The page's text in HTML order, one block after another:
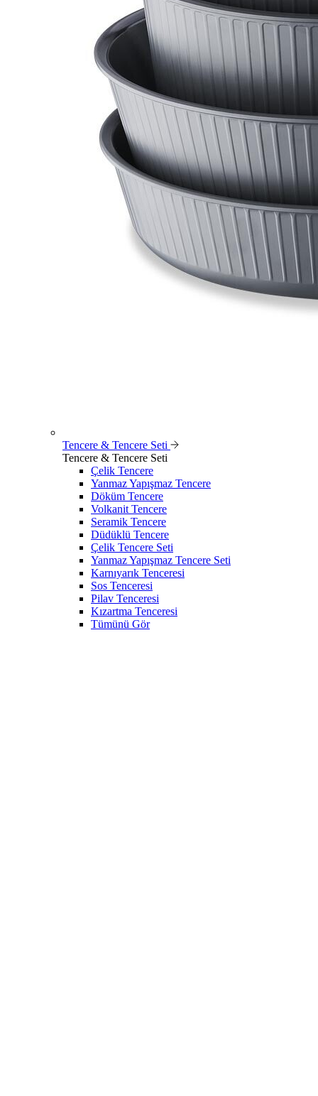
Tencere & Tencere Seti
Tencere & Tencere Seti
Çelik Tencere
Yanmaz Yapışmaz Tencere
Döküm Tencere
Volkanit Tencere
Seramik Tencere
Düdüklü Tencere
Çelik Tencere Seti
Yanmaz Yapışmaz Tencere Seti
Karnıyarık Tenceresi
Sos Tenceresi
Pilav Tenceresi
Kızartma Tenceresi
Tümünü Gör